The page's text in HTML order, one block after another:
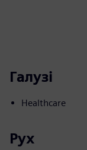
Галузі
Healthcare
Рух